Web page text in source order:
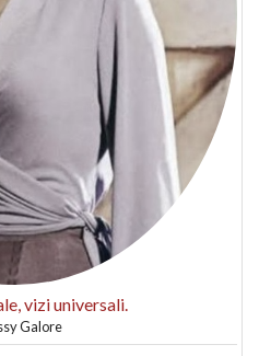
vizi universali.
Galore